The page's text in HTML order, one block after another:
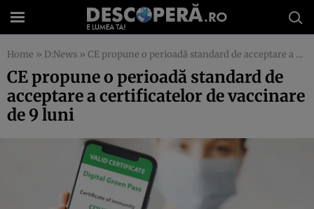
Home » D:News » CE propune o perioadă standard de acceptare a certificatelor de vaccinare de 9 luni
CE propune o perioadă standard de
acceptare a certificatelor de vaccinare
de 9 luni